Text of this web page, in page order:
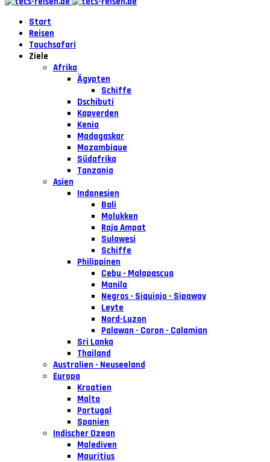
Start
Reisen
Tauchsafari
Ziele
Afrika
Ägypten
Schiffe
Dschibuti
Kapverden
Kenia
Madagaskar
Mozambique
Südafrika
Tanzania
Asien
Indonesien
Bali
Molukken
Raja Ampat
Sulawesi
Schiffe
Philippinen
Cebu - Malapascua
Manila
Negros - Siquiojo - Sipaway
Leyte
Nord-Luzon
Palawan - Coron - Calamian
Sri Lanka
Thailand
Australien - Neuseeland
Europa
Kroatien
Malta
Portugal
Spanien
Indischer Ozean
Malediven
Mauritius